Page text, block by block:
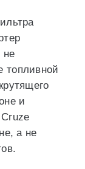
не
топливной
и
а не